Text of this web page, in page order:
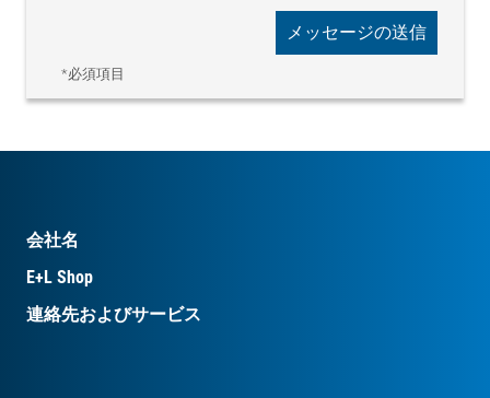
*必須項目
メッセージの送信
会社名
E+L Shop
連絡先およびサービス